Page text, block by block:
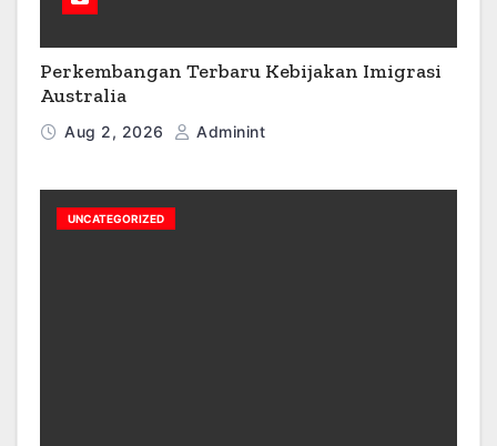
Perkembangan Terbaru Kebijakan Imigrasi
Australia
Aug 2, 2026 Adminint
UNCATEGORIZED